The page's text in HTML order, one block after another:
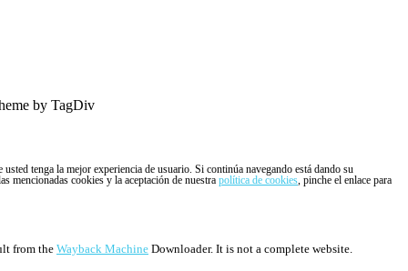
by TagDiv
tenga la mejor experiencia de usuario. Si continúa navegando está dando su
mencionadas cookies y la aceptación de nuestra política de cookies, pinche el enlace para
from the Wayback Machine Downloader. It is not a complete website.